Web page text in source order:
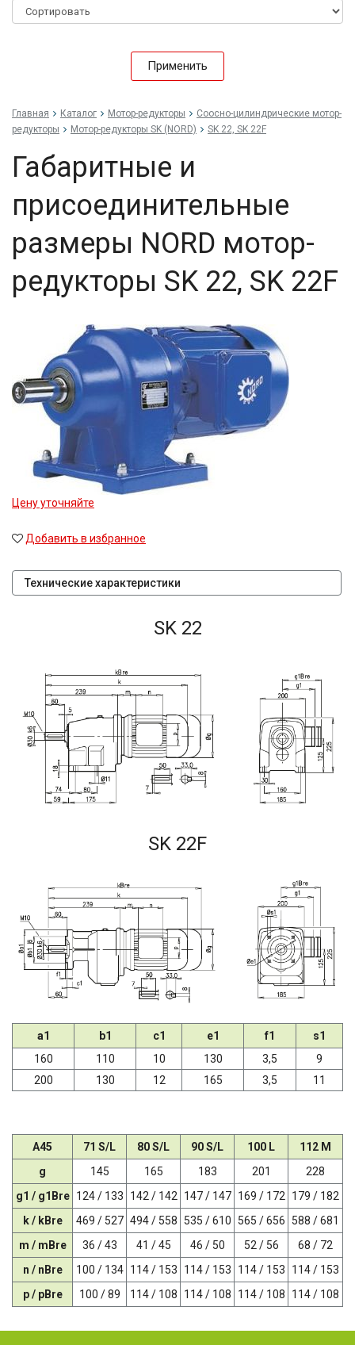
Применить
Главная Каталог Мотор-редукторы
Соосно-цилиндрические мотор-
редукторы
Мотор-редукторы SK (NORD) SK 22, SK 22F
Габаритные и
присоединительные
размеры NORD мотор-
редукторы SK 22, SK 22F
Цену уточняйте
Добавить в избранное
Технические характеристики
SK 22
SK 22F
a1 b1 c1 e1 f1
s1
160
110 10 130 3,5
9
200
130 12 165 3,5 11
A45 71 S/L 80 S/L 90 S/L 100 L
112 M
g
145 165 183 201
228
g1 / g1Bre 124 / 133 142 / 142 147 / 147 169 / 172
179 / 182
k / kBre
469 / 527 494 / 558 535 / 610 565 / 656
588 / 681
m / mBre
36 / 43 41 / 45 46 / 50 52 / 56
68 / 72
n / nBre
100 / 134 114 / 153 114 / 153 114 / 153
114 / 153
p / pBre
100 / 89 114 / 108 114 / 108 114 / 108 114 / 108